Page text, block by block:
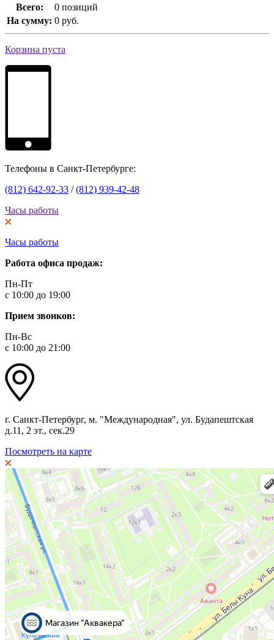
Всего:
0 позиций
На сумму: 0 руб.
Корзина пуста
Телефоны в Санкт-Петербурге:
(812) 642-92-33 /(812) 939-42-48
Часы работы
Часы работы
Работа офиса продаж:
Пн-Пт
с 10:00 до 19:00
Прием звонков:
Пн-Вс
с 10:00 до 21:00
г. Санкт-Петербург, м. "Международная", ул. Будапештская
д.11, 2 эт., сек.29
Посмотреть на карте